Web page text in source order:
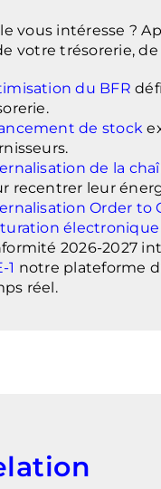
vous intéresse ?
votre trésorerie,
du BFR
de stock
de la
recentrer leur
Order to
électronique
2026-2027
1 notre plateforme
réel.